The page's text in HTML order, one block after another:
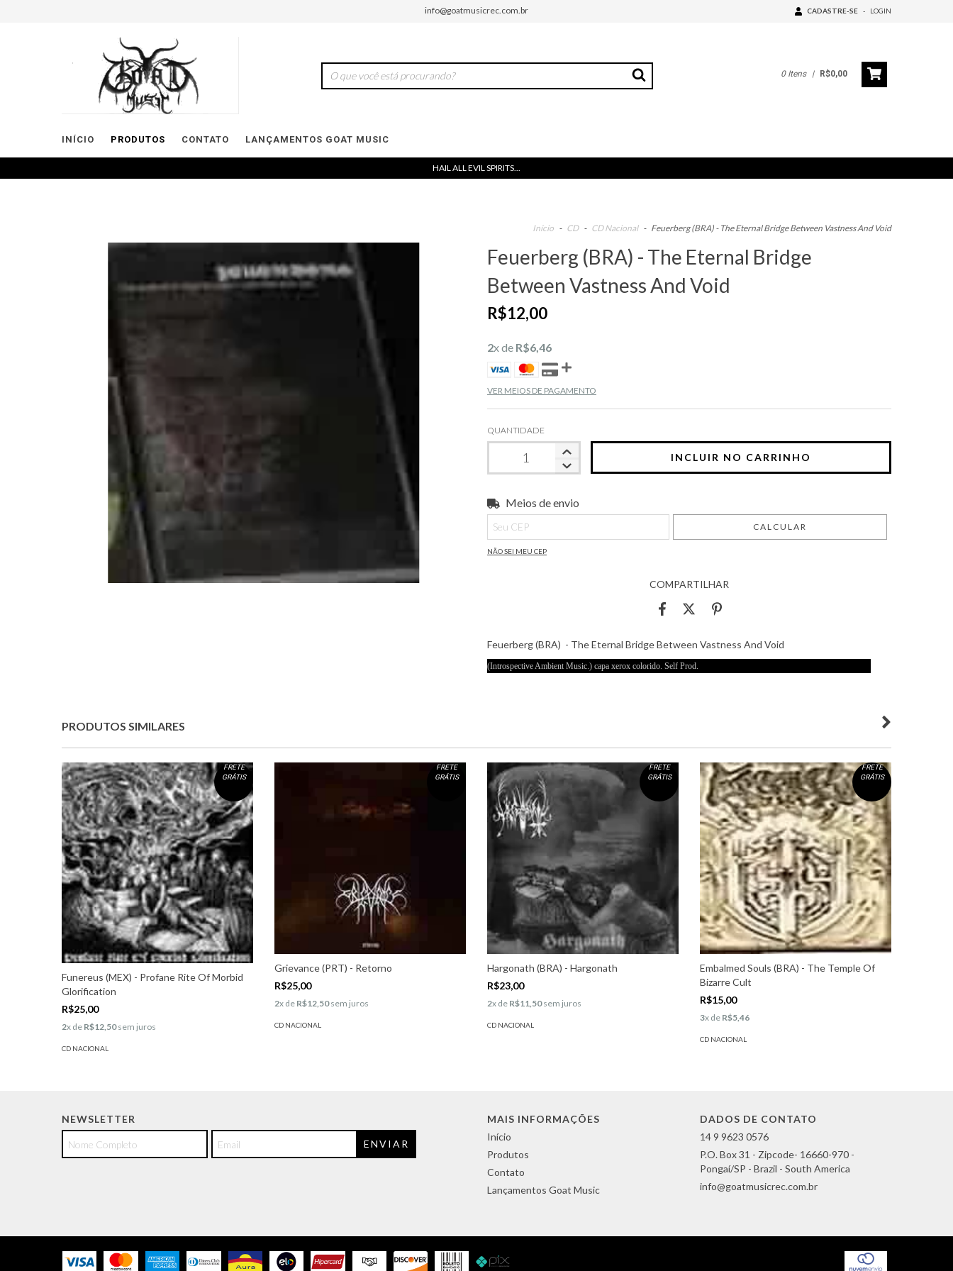
info@goatmusicrec.com.br CADASTRE-SE - LOGIN
0 Itens | R$0,00
INÍCIO PRODUTOS CONTATO LANÇAMENTOS GOAT MUSIC
HAIL ALL EVIL SPIRITS...
Início - CD - CD Nacional - Feuerberg (BRA) - The Eternal Bridge Between Vastness And Void
Feuerberg (BRA) - The Eternal Bridge
Between Vastness And Void
R$12,00
2x de R$6,46
VER MEIOS DE PAGAMENTO
QUANTIDADE
Entregas para o CEP:
Meios de envio
CALCULAR
NÃO SEI MEU CEP
COMPARTILHAR
Feuerberg (BRA) - The Eternal Bridge Between Vastness And Void
(Introspective Ambient Music.) capa xerox colorido. Self Prod.
PRODUTOS SIMILARES
FRETE
GRÁTIS
Funereus (MEX) - Profane Rite Of Morbid
Glorification
R$25,00
2x de R$12,50sem juros
CD NACIONAL
FRETE
GRÁTIS
Grievance (PRT) - Retorno
R$25,00
2x de R$12,50sem juros
CD NACIONAL
FRETE
GRÁTIS
Hargonath (BRA) - Hargonath
R$23,00
2x de R$11,50sem juros
CD NACIONAL
FRETE
GRÁTIS
Embalmed Souls (BRA) - The Temple Of
Bizarre Cult
R$15,00
3x de R$5,46
CD NACIONAL
NEWSLETTER
MAIS INFORMAÇÕES
Início
Produtos
Contato
Lançamentos Goat Music
DADOS DE CONTATO
14 9 9623 0576
P.O. Box 31 - Zipcode- 16660-970 -
Pongaí/SP - Brazil - South America
info@goatmusicrec.com.br